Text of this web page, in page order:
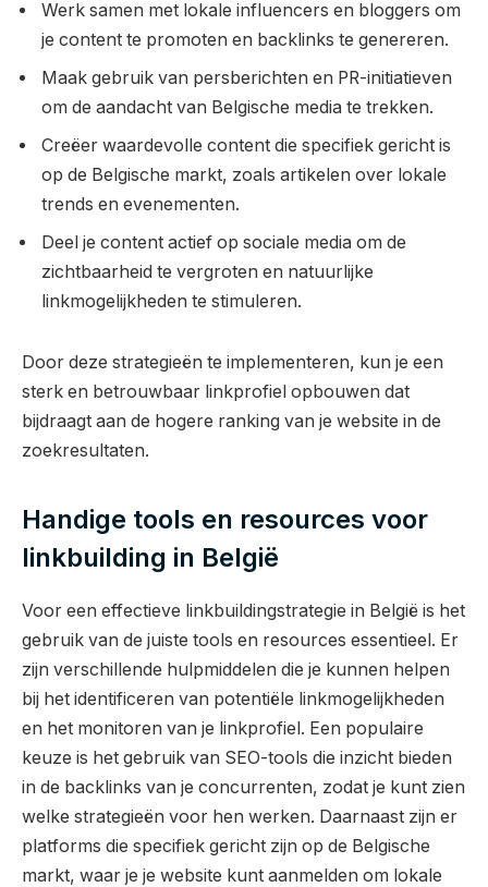
Werk samen met lokale influencers en bloggers om
je content te promoten en backlinks te genereren.
Maak gebruik van persberichten en PR-initiatieven
om de aandacht van Belgische media te trekken.
Creëer waardevolle content die specifiek gericht is
op de Belgische markt, zoals artikelen over lokale
trends en evenementen.
Deel je content actief op sociale media om de
zichtbaarheid te vergroten en natuurlijke
linkmogelijkheden te stimuleren.
Door deze strategieën te implementeren, kun je een
sterk en betrouwbaar linkprofiel opbouwen dat
bijdraagt aan de hogere ranking van je website in de
zoekresultaten.
Handige tools en resources voor
linkbuilding in België
Voor een effectieve linkbuildingstrategie in België is het
gebruik van de juiste tools en resources essentieel. Er
zijn verschillende hulpmiddelen die je kunnen helpen
bij het identificeren van potentiële linkmogelijkheden
en het monitoren van je linkprofiel. Een populaire
keuze is het gebruik van SEO-tools die inzicht bieden
in de backlinks van je concurrenten, zodat je kunt zien
welke strategieën voor hen werken. Daarnaast zijn er
platforms die specifiek gericht zijn op de Belgische
markt, waar je je website kunt aanmelden om lokale